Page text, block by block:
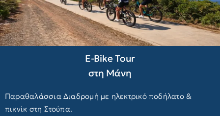
E-Βike Tour
στη Μάνη
Παραθαλάσσια Διαδρομή με ηλεκτρικό ποδήλατο &
πικνίκ στη Στούπα.